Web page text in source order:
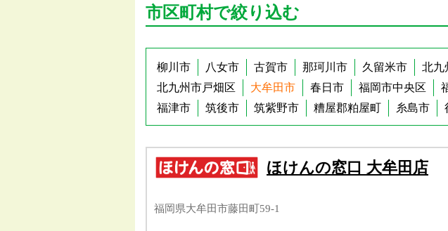
市区町村で絞り込む
柳川市 八女市 古賀市 那珂川市 久留米市 北九
北九州市戸畑区
大牟田市 春日市 福岡市中央区
福津市
筑後市 筑紫野市 糟屋郡粕屋町 糸島市
ほけんの窓口 大牟田店
福岡県大牟田市藤田町59-1